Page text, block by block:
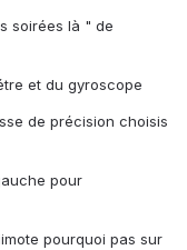
soirées là " de
et du gyroscope
de précision choisis
pour
pourquoi pas sur